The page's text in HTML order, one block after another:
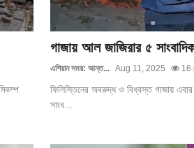
গাজায় আল জাজিরার ৫
এশিয়ান সময়: আন্ত... Aug 11, 2025
ফিলিস্তিনের অবরুদ্ধ ও বিধ্বস্ত গাজায় এবার
সাংব...